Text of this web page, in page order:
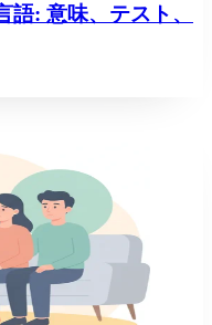
: 意味、テスト、